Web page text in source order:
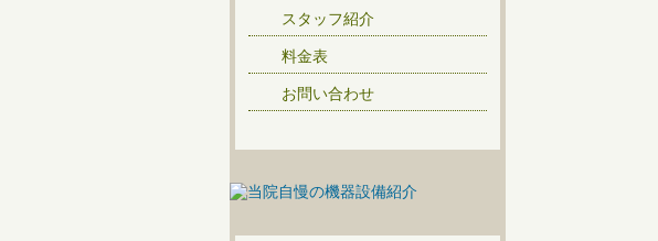
スタッフ紹介
料金表
お問い合わせ